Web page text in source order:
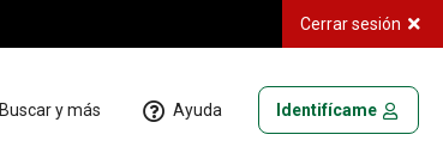
Cerrar sesión
Buscar y más Ayuda Identifícame